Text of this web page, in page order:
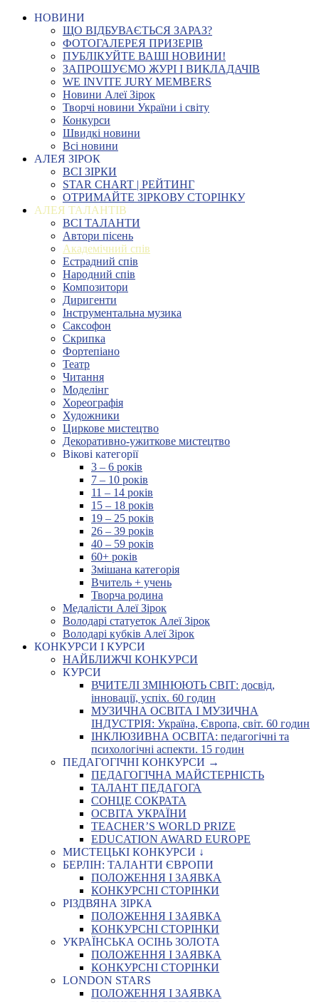
НОВИНИ
ЩО ВІДБУВАЄТЬСЯ ЗАРАЗ?
ФОТОГАЛЕРЕЯ ПРИЗЕРІВ
ПУБЛІКУЙТЕ ВАШІ НОВИНИ!
ЗАПРОШУЄМО ЖУРІ І ВИКЛАДАЧІВ
WE INVITE JURY MEMBERS
Новини Алеї Зірок
Творчі новини України і світу
Конкурси
Швидкі новини
Всі новини
АЛЕЯ ЗІРОК
ВСІ ЗІРКИ
STAR CHART | РЕЙТИНГ
ОТРИМАЙТЕ ЗІРКОВУ СТОРІНКУ
АЛЕЯ ТАЛАНТІВ
ВСІ ТАЛАНТИ
Автори пісень
Академічний спів
Естрадний спів
Народний спів
Композитори
Диригенти
Інструментальна музика
Саксофон
Скрипка
Фортепіано
Театр
Читання
Моделінг
Хореографія
Художники
Циркове мистецтво
Декоративно-ужиткове мистецтво
Вікові категорії
3 – 6 років
7 – 10 років
11 – 14 років
15 – 18 років
19 – 25 років
26 – 39 років
40 – 59 років
60+ років
Змішана категорія
Вчитель + учень
Творча родина
Медалісти Алеї Зірок
Володарі статуеток Алеї Зірок
Володарі кубків Алеї Зірок
КОНКУРСИ І КУРСИ
НАЙБЛИЖЧІ КОНКУРСИ
КУРСИ
ВЧИТЕЛІ ЗМІНЮЮТЬ СВІТ: досвід,
інновації, успіх. 60 годин
МУЗИЧНА ОСВІТА І МУЗИЧНА
ІНДУСТРІЯ: Україна, Європа, світ. 60 годин
ІНКЛЮЗИВНА ОСВІТА: педагогічні та
психологічні аспекти. 15 годин
ПЕДАГОГІЧНІ КОНКУРСИ →
ПЕДАГОГІЧНА МАЙСТЕРНІСТЬ
ТАЛАНТ ПЕДАГОГА
СОНЦЕ СОКРАТА
ОСВІТА УКРАЇНИ
TEACHER’S WORLD PRIZE
EDUCATION AWARD EUROPE
МИСТЕЦЬКІ КОНКУРСИ ↓
БЕРЛІН: ТАЛАНТИ ЄВРОПИ
ПОЛОЖЕННЯ І ЗАЯВКА
КОНКУРСНІ СТОРІНКИ
РІЗДВЯНА ЗІРКА
ПОЛОЖЕННЯ І ЗАЯВКА
КОНКУРСНІ СТОРІНКИ
УКРАЇНСЬКА ОСІНЬ ЗОЛОТА
ПОЛОЖЕННЯ І ЗАЯВКА
КОНКУРСНІ СТОРІНКИ
LONDON STARS
ПОЛОЖЕННЯ І ЗАЯВКА